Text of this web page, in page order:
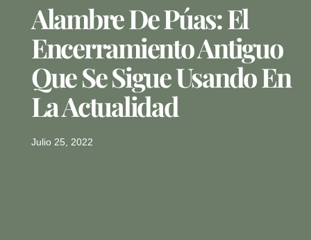
Alambre De Púas: El
Encerramiento Antiguo
Que Se Sigue Usando En
La Actualidad
Julio 25, 2022